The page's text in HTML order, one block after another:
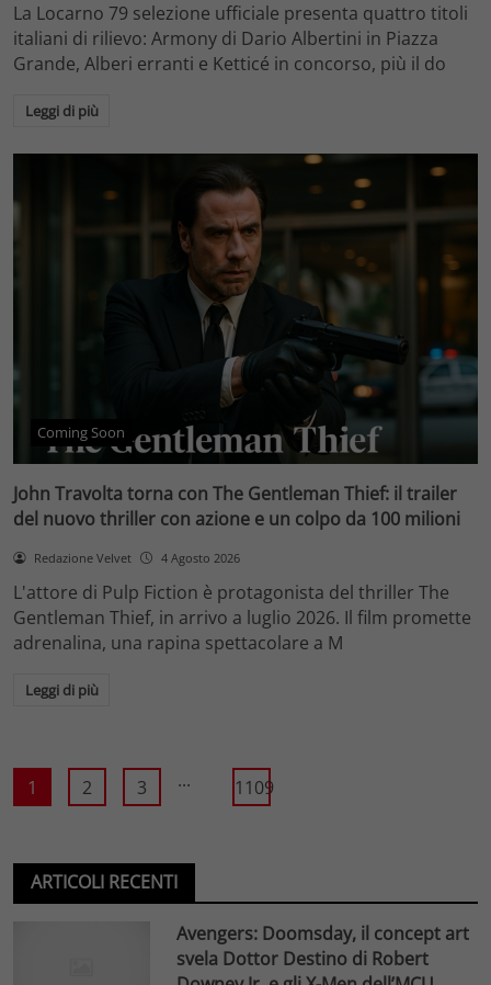
La Locarno 79 selezione ufficiale presenta quattro titoli
italiani di rilievo: Armony di Dario Albertini in Piazza
Grande, Alberi erranti e Ketticé in concorso, più il do
Leggi di più
Coming Soon
John Travolta torna con The Gentleman Thief: il trailer
del nuovo thriller con azione e un colpo da 100 milioni
Redazione Velvet 4 Agosto 2026
L'attore di Pulp Fiction è protagonista del thriller The
Gentleman Thief, in arrivo a luglio 2026. Il film promette
adrenalina, una rapina spettacolare a M
Leggi di più
1 2 3 ... 1109
ARTICOLI RECENTI
Avengers: Doomsday, il concept art
svela Dottor Destino di Robert